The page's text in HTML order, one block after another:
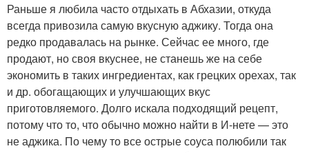
Раньше я любила часто отдыхать в Абхазии, откуда
всегда привозила самую вкусную аджику. Тогда она
редко продавалась на рынке. Сейчас ее много, где
продают, но своя вкуснее, не станешь же на себе
экономить в таких ингредиентах, как грецких орехах, так
и др. обогащающих и улучшающих вкус
приготовляемого. Долго искала подходящий рецепт,
потому что то, что обычно можно найти в И-нете — это
не аджика. По чему то все острые соуса полюбили так